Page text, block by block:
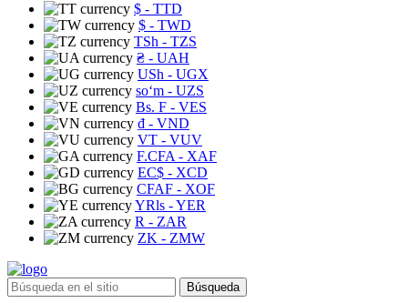
$ - TTD
$ - TWD
TSh - TZS
₴ - UAH
USh - UGX
soʻm - UZS
Bs. F - VES
₫ - VND
VT - VUV
F.CFA - XAF
EC$ - XCD
CFAF - XOF
YRls - YER
R - ZAR
ZK - ZMW
Búsqueda